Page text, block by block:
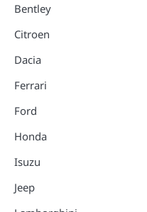
Bentley
Citroen
Dacia
Ferrari
Ford
Honda
Isuzu
Jeep